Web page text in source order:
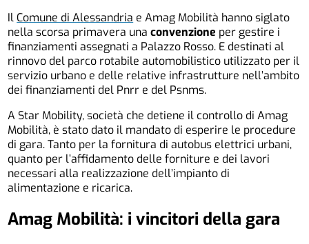
Il Comune di Alessandria e Amag Mobilità hanno siglato
nella scorsa primavera unaconvenzione per gestire i
finanziamenti assegnati a Palazzo Rosso. E destinati al
rinnovo del parco rotabile automobilistico utilizzato per il
servizio urbano e delle relative infrastrutture nell’ambito
dei finanziamenti del Pnrr e del Psnms.
A Star Mobility, società che detiene il controllo di Amag
Mobilità, è stato dato il mandato di esperire le procedure
di gara. Tanto per la fornitura di autobus elettrici urbani,
quanto per l’affidamento delle forniture e dei lavori
necessari alla realizzazione dell’impianto di
alimentazione e ricarica.
Amag Mobilità: i vincitori della gara